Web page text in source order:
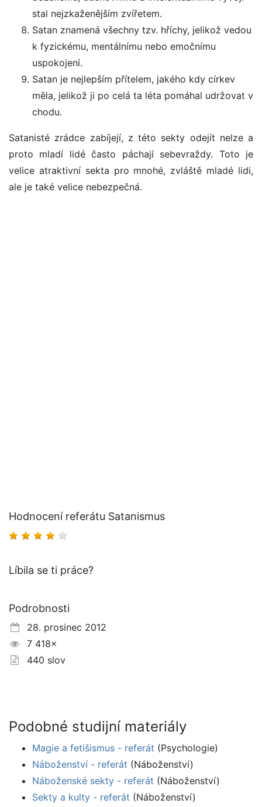
stal nejzkaženějším zvířetem.
Satan znamená všechny tzv. hříchy, jelikož vedou
k fyzickému, mentálnímu nebo emočnímu
uspokojení.
Satan je nejlepším přítelem, jakého kdy církev
měla, jelikož ji po celá ta léta pomáhal udržovat v
chodu.
Satanisté zrádce zabíjejí, z této sekty odejít nelze a
proto mladí lidé často páchají sebevraždy. Toto je
velice atraktivní sekta pro mnohé, zvláště mladé lidi,
ale je také velice nebezpečná.
Hodnocení referátu Satanismus
Líbila se ti práce?
Podrobnosti
28. prosinec 2012
7 418×
440 slov
Podobné studijní materiály
Magie a fetišismus - referát (Psychologie)
Náboženství - referát (Náboženství)
Náboženské sekty - referát (Náboženství)
Sekty a kulty - referát (Náboženství)